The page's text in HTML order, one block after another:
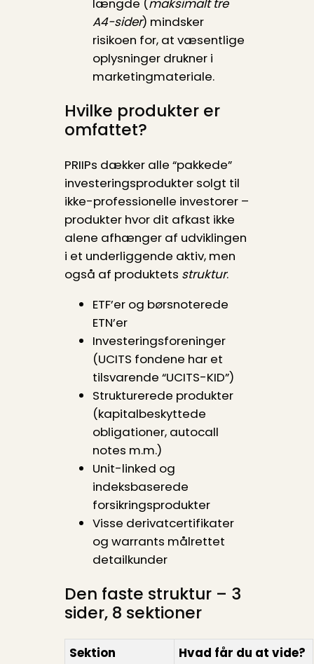
A4-sider) mindsker
risikoen for, at væsentlige
oplysninger drukner i
marketingmateriale.
Hvilke produkter er
omfattet?
PRIIPs dækker alle “pakkede”
investeringsprodukter solgt til
ikke-professionelle investorer –
produkter hvor dit afkast ikke
alene afhænger af udviklingen
i et underliggende aktiv, men
også af produktets struktur.
ETF’er og børsnoterede
ETN’er
Investeringsforeninger
(UCITS fondene har et
tilsvarende “UCITS-KID”)
Strukturerede produkter
(kapitalbeskyttede
obligationer, autocall
notes m.m.)
Unit-linked og
indeksbaserede
forsikringsprodukter
Visse derivatcertifikater
og warrants målrettet
detailkunder
Den faste struktur – 3
sider, 8 sektioner
Sektion Hvad får du at vide?